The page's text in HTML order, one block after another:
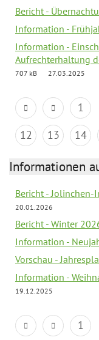
Bericht -
Information -
Information -
Aufrechterhaltung
707 kB
27.03.2025
1
12
13 14
Informationen
Bericht -
20.01.2026
Bericht - Winter
Information -
Vorschau -
Information -
19.12.2025
1